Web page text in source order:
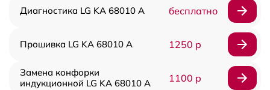
Диагностика LG KA 68010 A бесплатно
Прошивка LG KA 68010 A 1250 р
Замена конфорки
индукционной LG KA 68010 A
1100 р